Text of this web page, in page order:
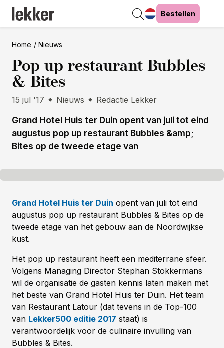
Bestellen
Home Nieuws
Pop up restaurant Bubbles
& Bites
15 jul '17 Nieuws Redactie Lekker
Grand Hotel Huis ter Duin opent van juli tot eind
augustus pop up restaurant Bubbles &amp;
Bites op de tweede etage van
Grand Hotel Huis ter Duin opent van juli tot eind
augustus pop up restaurant Bubbles & Bites op de
tweede etage van het gebouw aan de Noordwijkse
kust.
Het pop up restaurant heeft een mediterrane sfeer.
Volgens Managing Director Stephan Stokkermans
wil de organisatie de gasten kennis laten maken met
het beste van Grand Hotel Huis ter Duin. Het team
van Restaurant Latour (dat tevens in de Top-100
van Lekker500 editie 2017 staat) is
verantwoordelijk voor de culinaire invulling van
Bubbles & Bites.